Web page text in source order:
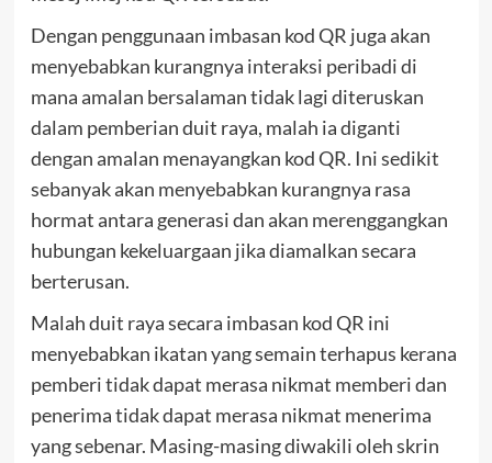
Dengan penggunaan imbasan kod QR juga akan
menyebabkan kurangnya interaksi peribadi di
mana amalan bersalaman tidak lagi diteruskan
dalam pemberian duit raya, malah ia diganti
dengan amalan menayangkan kod QR. Ini sedikit
sebanyak akan menyebabkan kurangnya rasa
hormat antara generasi dan akan merenggangkan
hubungan kekeluargaan jika diamalkan secara
berterusan.
Malah duit raya secara imbasan kod QR ini
menyebabkan ikatan yang semain terhapus kerana
pemberi tidak dapat merasa nikmat memberi dan
penerima tidak dapat merasa nikmat menerima
yang sebenar. Masing-masing diwakili oleh skrin